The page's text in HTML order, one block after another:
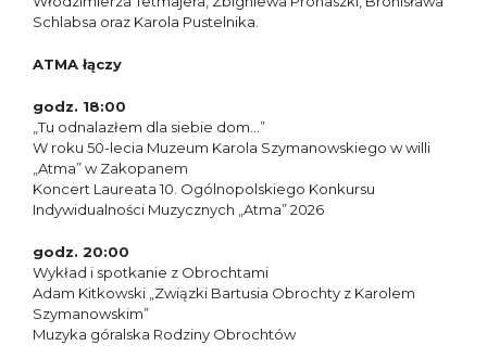
Schlabsa oraz Karola Pustelnika.
ATMA łączy
godz. 18:00
„Tu odnalazłem dla siebie dom…”
W roku 50-lecia Muzeum Karola Szymanowskiego w willi
„Atma” w Zakopanem
Koncert Laureata 10. Ogólnopolskiego Konkursu
Indywidualności Muzycznych „Atma” 2026
godz. 20:00
Wykład i spotkanie z Obrochtami
Adam Kitkowski „Związki Bartusia Obrochty z Karolem
Szymanowskim”
Muzyka góralska Rodziny Obrochtów